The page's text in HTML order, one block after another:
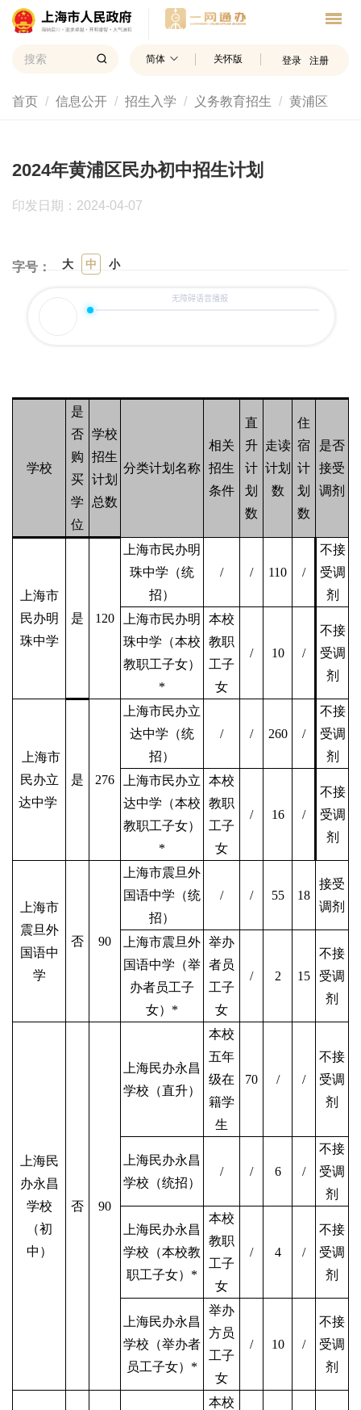
简体 关怀版 登录 注册
首页 信息公开 招生入学 义务教育招生 黄浦区
2024年黄浦区民办初中招生计划
印发日期：2024-04-07
字号： 大 中 小
学校
是
否
购
买
学
位
学校
招生
计划
总数
分类计划名称
相关
招生
条件
直
升
计
划
数
走读
计划
数
住
宿
计
划
数
是否
接受
调剂
上海市
民办明
珠中学
是 120
上海市民办明
珠中学（统
招）
/ / 110 /
不接
受调
剂
上海市民办明
珠中学（本校
教职工子女）
*
本校
教职
工子
女
/ 10 /
不接
受调
剂
上海市
民办立
达中学
是 276
上海市民办立
达中学（统
招）
/ / 260 /
不接
受调
剂
上海市民办立
达中学（本校
教职工子女）
*
本校
教职
工子
女
/ 16 /
不接
受调
剂
上海市
震旦外
国语中
学
否 90
上海市震旦外
国语中学（统
招）
/ / 55 18
接受
调剂
上海市震旦外
国语中学（举
办者员工子
女）*
举办
者员
工子
女
/ 2 15
不接
受调
剂
上海民
办永昌
学校
（初
中）
否 90
上海民办永昌
学校（直升）
本校
五年
级在
籍学
生
70 / /
不接
受调
剂
上海民办永昌
学校（统招）
/ / 6 /
不接
受调
剂
上海民办永昌
学校（本校教
职工子女）*
本校
教职
工子
女
/ 4 /
不接
受调
剂
上海民办永昌
学校（举办者
员工子女）*
举办
方员
工子
女
/ 10 /
不接
受调
剂
本校